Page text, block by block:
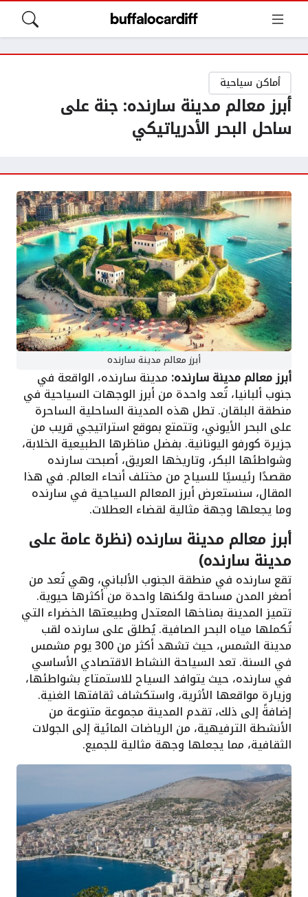
أماكن سياحية
أبرز معالم مدينة سارنده: جنة على
ساحل البحر الأدرياتيكي
أبرز معالم مدينة سارنده
أبرز معالم مدينة سارنده: مدينة سارنده، الواقعة في
جنوب ألبانيا، تُعد واحدة من أبرز الوجهات السياحية في
منطقة البلقان. تطل هذه المدينة الساحلية الساحرة
على البحر الأيوني، وتتمتع بموقع استراتيجي قريب من
جزيرة كورفو اليونانية. بفضل مناظرها الطبيعية الخلابة،
وشواطئها البكر، وتاريخها العريق، أصبحت سارنده
مقصدًا رئيسيًا للسياح من مختلف أنحاء العالم. في هذا
المقال، سنستعرض أبرز المعالم السياحية في سارنده
وما يجعلها وجهة مثالية لقضاء العطلات.
أبرز معالم مدينة سارنده (نظرة عامة على
مدينة سارنده)
تقع سارنده في منطقة الجنوب الألباني، وهي تُعد من
أصغر المدن مساحة ولكنها واحدة من أكثرها حيوية.
تتميز المدينة بمناخها المعتدل وطبيعتها الخضراء التي
تُكملها مياه البحر الصافية. يُطلق على سارنده لقب
مدينة الشمس، حيث تشهد أكثر من 300 يوم مشمس
في السنة. تعد السياحة النشاط الاقتصادي الأساسي
في سارنده، حيث يتوافد السياح للاستمتاع بشواطئها،
وزيارة مواقعها الأثرية، واستكشاف ثقافتها الغنية.
إضافةً إلى ذلك، تقدم المدينة مجموعة متنوعة من
الأنشطة الترفيهية، من الرياضات المائية إلى الجولات
الثقافية، مما يجعلها وجهة مثالية للجميع.